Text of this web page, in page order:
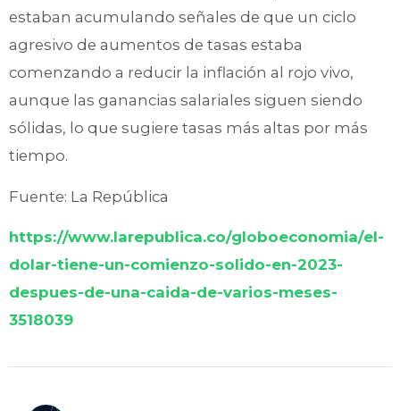
estaban acumulando señales de que un ciclo
agresivo de aumentos de tasas estaba
comenzando a reducir la inflación al rojo vivo,
aunque las ganancias salariales siguen siendo
sólidas, lo que sugiere tasas más altas por más
tiempo.
Fuente: La República
https://www.larepublica.co/globoeconomia/el-
dolar-tiene-un-comienzo-solido-en-2023-
despues-de-una-caida-de-varios-meses-
3518039